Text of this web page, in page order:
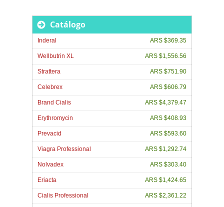
Catálogo
Inderal ARS $369.35
Wellbutrin XL ARS $1,556.56
Strattera ARS $751.90
Celebrex ARS $606.79
Brand Cialis ARS $4,379.47
Erythromycin ARS $408.93
Prevacid ARS $593.60
Viagra Professional ARS $1,292.74
Nolvadex ARS $303.40
Eriacta ARS $1,424.65
Cialis Professional ARS $2,361.22